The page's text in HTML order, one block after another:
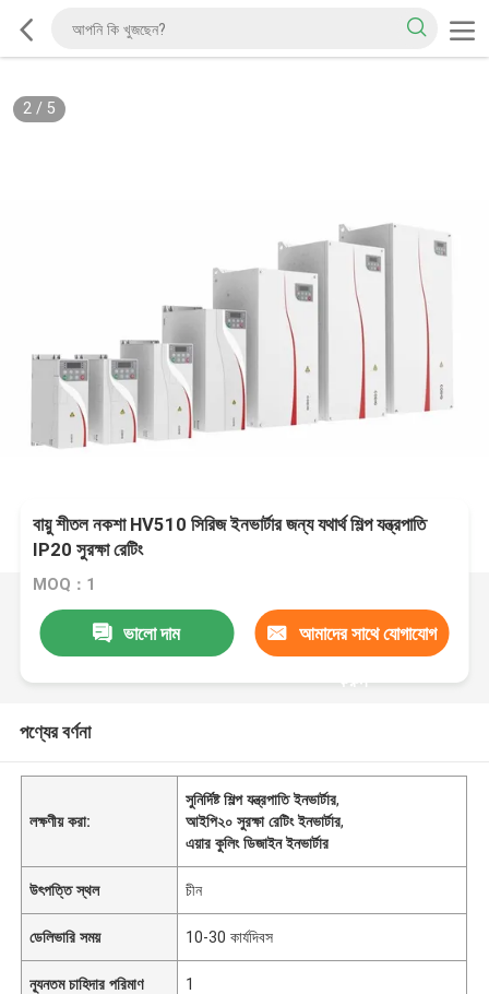
2/ 5
বায়ু শীতল নকশা HV510 সিরিজ ইনভার্টার জন্য যথার্থ শিল্প যন্ত্রপাতি
IP20 সুরক্ষা রেটিং
MOQ：1
ভালো দাম আমাদের সাথে যোগাযোগ
করুন
পণ্যের বর্ণনা
লক্ষণীয় করা:
সুনির্দিষ্ট শিল্প যন্ত্রপাতি ইনভার্টার,
আইপি২০ সুরক্ষা রেটিং ইনভার্টার,
এয়ার কুলিং ডিজাইন ইনভার্টার
উৎপত্তি স্থল চীন
ডেলিভারি সময় 10-30 কার্যদিবস
ন্যূনতম চাহিদার পরিমাণ 1